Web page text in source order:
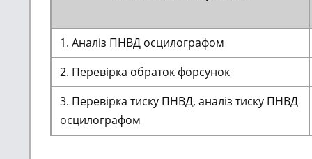
1. Аналіз ПНВД осцилографом
2. Перевірка обраток форсунок
3. Перевірка тиску ПНВД, аналіз тиску ПНВД
осцилографом